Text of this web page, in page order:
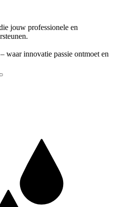
jouw professionele en
waar innovatie passie ontmoet en